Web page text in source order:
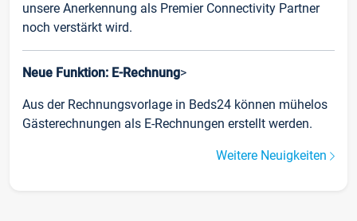
unsere Anerkennung als Premier Connectivity Partner
noch verstärkt wird.
Neue Funktion: E-Rechnung>
Aus der Rechnungsvorlage in Beds24 können mühelos
Gästerechnungen als E-Rechnungen erstellt werden.
Weitere Neuigkeiten